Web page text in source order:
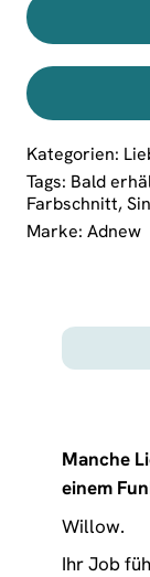
Kategorien:
Tags: Bald
Farbschnitt,
Marke: Adnew
Manche
einem
Willow.
Ihr Job